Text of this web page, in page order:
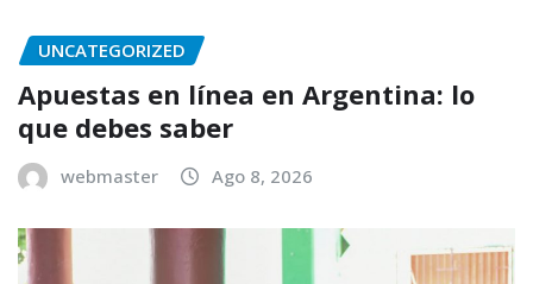
UNCATEGORIZED
Apuestas en línea en Argentina: lo
que debes saber
webmaster Ago 8, 2026